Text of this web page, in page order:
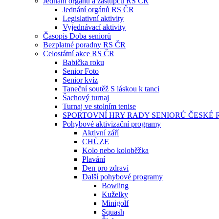
Jednání orgánů RS ČR
Legislativní aktivity
Vyjednávací aktivity
Časopis Doba seniorů
Bezplatné poradny RS ČR
Celostátní akce RS ČR
Babička roku
Senior Foto
Senior kvíz
Taneční soutěž S láskou k tanci
Šachový turnaj
Turnaj ve stolním tenise
SPORTOVNÍ HRY RADY SENIORŮ ČESKÉ
Pohybové aktivizační programy
Aktivní září
CHŮZE
Kolo nebo koloběžka
Plavání
Den pro zdraví
Další pohybové programy
Bowling
Kuželky
Minigolf
Squash